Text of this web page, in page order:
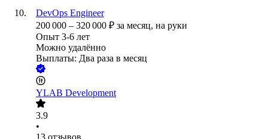
DevOps Engineer
200 000 – 320 000 ₽ за месяц, на руки
Опыт 3-6 лет
Можно удалённо
Выплаты: Два раза в месяц
YLAB Development
3.9
•